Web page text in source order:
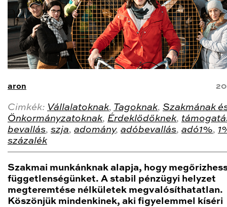
aron
Cimkék: Vállalatoknak, Tagoknak, Szakmának
Önkormányzatoknak, Érdeklődőknek,
bevallás, szja, adomány, adóbevallás, adó1%,
százalék
Szakmai munkánknak alapja, hogy
függetlenségünket. A stabil pénzügyi helyzet
megteremtése nélkületek megvalósíthatatlan.
Köszönjük mindenkinek, aki figyelemmel kíséri